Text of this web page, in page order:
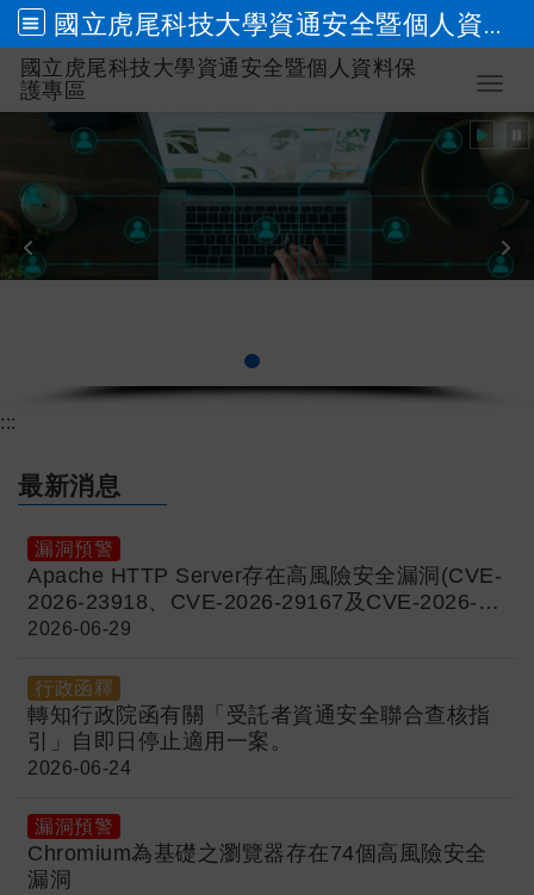
國立虎尾科技大學資通安全暨個人資料保護專區
跳到主要內容
國立虎尾科技大學資通安全暨個人資料保
護專區
:::
最新消息
漏洞預警
Apache HTTP Server存在高風險安全漏洞(CVE-
2026-23918、CVE-2026-29167及CVE-2026-
44631)
2026-06-29
行政函釋
轉知行政院函有關「受託者資通安全聯合查核指
引」自即日停止適用一案。
2026-06-24
漏洞預警
Chromium為基礎之瀏覽器存在74個高風險安全
漏洞